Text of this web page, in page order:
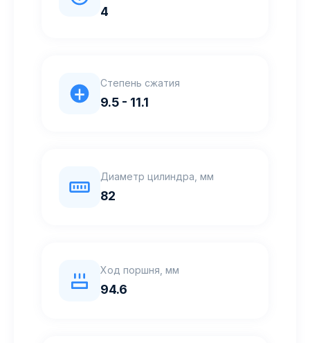
4
Степень сжатия
9.5 - 11.1
Диаметр цилиндра, мм
82
Ход поршня, мм
94.6